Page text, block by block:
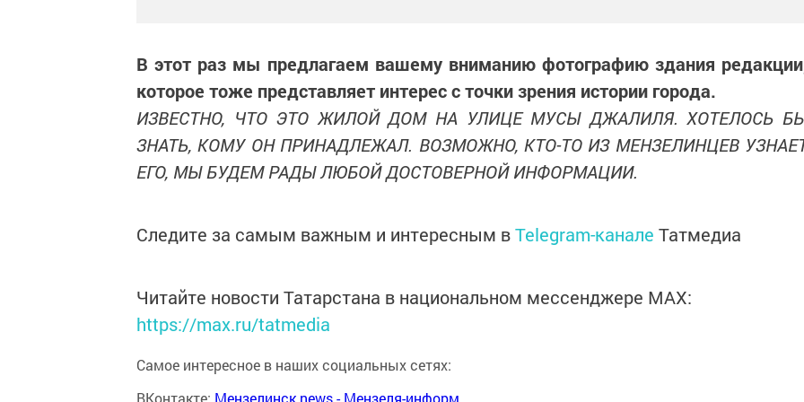
В этот раз мы предлагаем вашему вниманию фотографию здания
которое тоже представляет интерес с точки зрения истории города.
ИЗВЕСТНО, ЧТО ЭТО ЖИЛОЙ ДОМ НА УЛИЦЕ МУСЫ ДЖАЛИЛЯ. ХОТЕЛОСЬ
ЗНАТЬ, КОМУ ОН ПРИНАДЛЕЖАЛ. ВОЗМОЖНО, КТО-ТО ИЗ МЕНЗЕЛИНЦЕВ
ЕГО, МЫ БУДЕМ РАДЫ ЛЮБОЙ ДОСТОВЕРНОЙ ИНФОРМАЦИИ.
Следите за самым важным и интересным вTelegram-канале Татмедиа
Читайте новости Татарстана в национальном мессенджере MАХ:
https://max.ru/tatmedia
Самое интересное в наших социальных сетях:
ВКонтакте: Мензелинск news - Мензеля-информ